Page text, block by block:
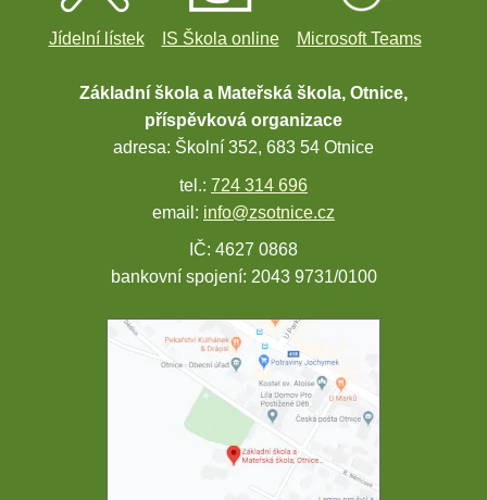
Jídelní lístek IS Škola online Microsoft Teams
Základní škola a Mateřská škola, Otnice,
příspěvková organizace
adresa: Školní 352, 683 54 Otnice
tel.: 724 314 696
email: info@zsotnice.cz
IČ: 4627 0868
bankovní spojení: 2043 9731/0100